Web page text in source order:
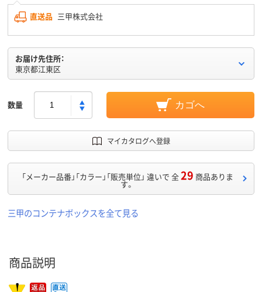
直送品 三甲株式会社
お届け先住所：
東京都江東区
数量 カゴへ
マイカタログへ登録
「メーカー品番」「カラー」「販売単位」 違いで 全29 商品ありま
す。
三甲のコンテナボックスを全て見る
商品説明